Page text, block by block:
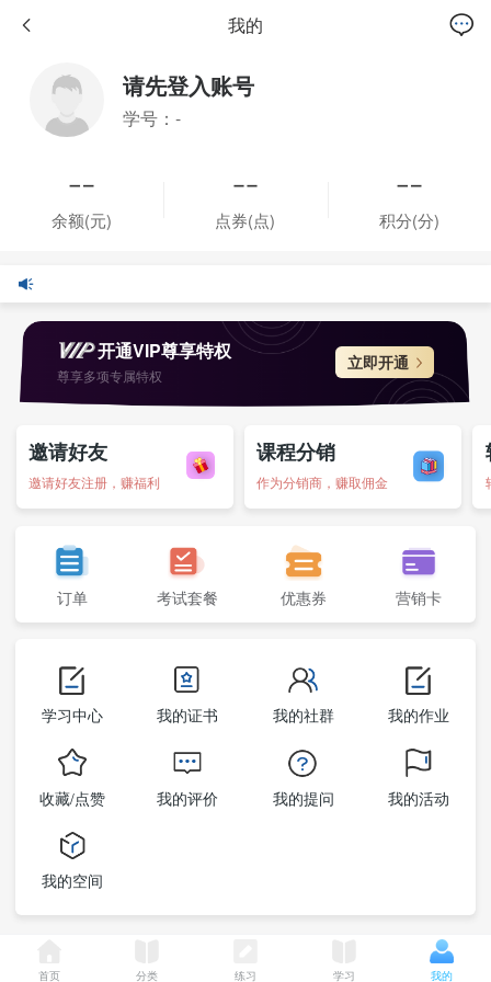
我的
请先登入账号
学号：-
余额(元) 点券(点) 积分(分)
开通VIP尊享特权
尊享多项专属特权
立即开通
邀请好友
邀请好友注册，赚福利
课程分销
作为分销商，赚取佣金
订单 考试套餐 优惠券 营销卡
学习中心 我的证书 我的社群 我的作业
收藏/点赞 我的评价 我的提问 我的活动
我的空间
首页 分类 练习 学习 我的